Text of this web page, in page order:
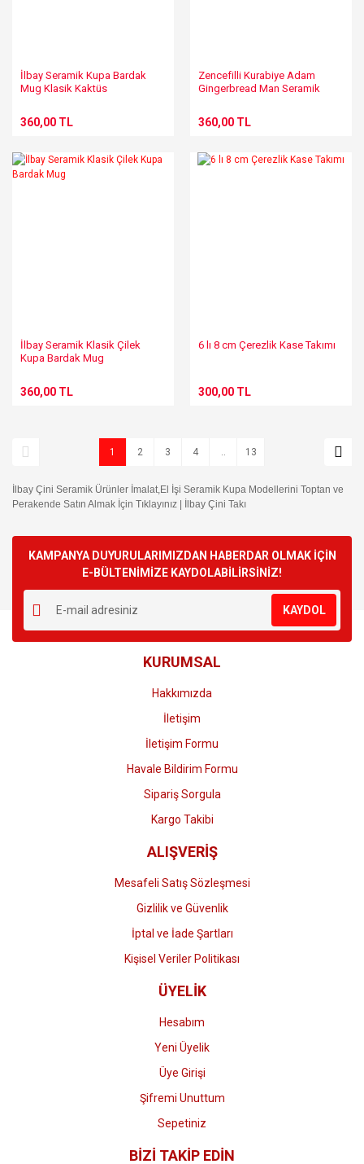
İlbay Seramik Kupa Bardak
Mug Klasik Kaktüs
360,00 TL
Zencefilli Kurabiye Adam
Gingerbread Man Seramik
360,00 TL
İlbay Seramik Klasik Çilek
Kupa Bardak Mug
360,00 TL
6 lı 8 cm Çerezlik Kase Takımı
300,00 TL
1 2 3 4 .. 13
İlbay Çini Seramik Ürünler İmalat,El İşi Seramik Kupa Modellerini Toptan ve
Perakende Satın Almak İçin Tıklayınız | İlbay Çini Takı
KAMPANYA DUYURULARIMIZDAN HABERDAR OLMAK İÇİN
E-BÜLTENİMİZE KAYDOLABİLİRSİNİZ!
KAYDOL
KURUMSAL
Hakkımızda
İletişim
İletişim Formu
Havale Bildirim Formu
Sipariş Sorgula
Kargo Takibi
ALIŞVERİŞ
Mesafeli Satış Sözleşmesi
Gizlilik ve Güvenlik
İptal ve İade Şartları
Kişisel Veriler Politikası
ÜYELİK
Hesabım
Yeni Üyelik
Üye Girişi
Şifremi Unuttum
Sepetiniz
BİZİ TAKİP EDİN